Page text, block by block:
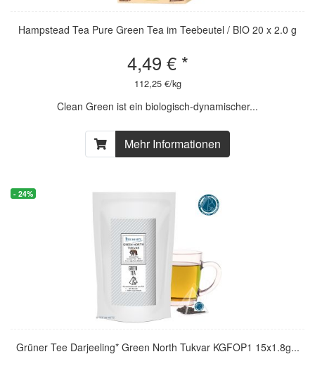
Hampstead Tea Pure Green Tea im Teebeutel / BIO 20 x 2.0 g
4,49 € *
112,25 €/kg
Clean Green ist ein biologisch-dynamischer...
Mehr Informationen
- 24%
- 24%
Grüner Tee Darjeeling* Green North Tukvar KGFOP1 15x1.8g...